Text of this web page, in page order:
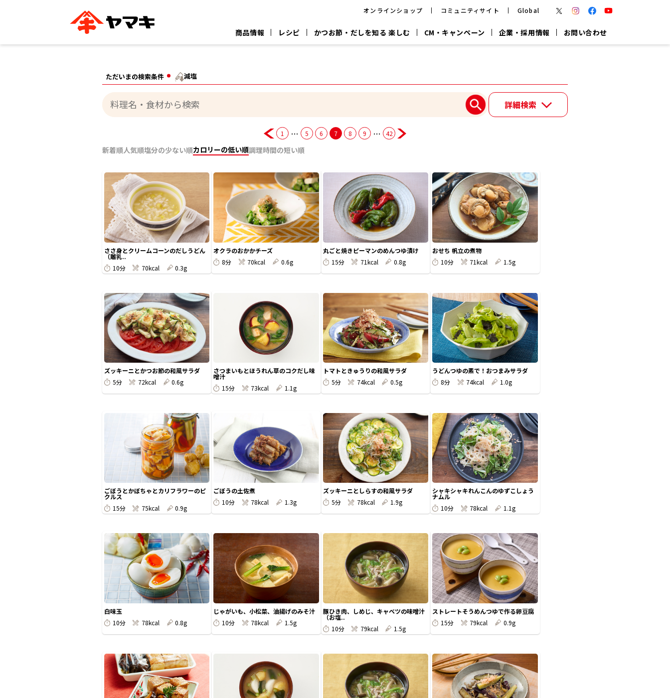
オンラインショップ コミュニティサイト Global
商品情報 レシピ かつお節・だしを知る 楽しむ CM・キャンペーン 企業・採用情報 お問い合わせ
ヤマキ
『めんつゆ』
ヤマキ
だし粉
カテゴリー別
かつお節 削りぶし かつおパック 煮干 粉末 だしの素 だしパック つゆ 白だし 専用調味料 鍋つゆ
主食レシピ
主菜レシピ
汁物レシピ
ヤマキの
割烹白だし
キャンペーン一覧
ヤマキ かつお節プラス®
ジョブリターン制
ただいまの検索条件 減塩
詳細検索
1 … 5 6 7 8 9 … 42
新着順人気順塩分の少ない順カロリーの低い順調理時間の短い順
ささ身とクリームコーンのだしうどん
（離乳..
10分
70kcal 0.3g
オクラのおかかチーズ
8分
70kcal 0.6g
丸ごと焼きピーマンのめんつゆ漬け
15分
71kcal 0.8g
おせち 帆立の煮物
10分
71kcal 1.5g
ズッキーニとかつお節の和風サラダ
5分
72kcal 0.6g
さつまいもとほうれん草のコクだし味
噌汁
15分
73kcal 1.1g
トマトときゅうりの和風サラダ
5分
74kcal 0.5g
うどんつゆの素で！おつまみサラダ
8分
74kcal 1.0g
ごぼうとかぼちゃとカリフラワーのピ
クルス
15分
75kcal 0.9g
ごぼうの土佐煮
10分
78kcal 1.3g
ズッキーニとしらすの和風サラダ
5分
78kcal 1.9g
シャキシャキれんこんのゆずこしょう
ナムル
10分
78kcal 1.1g
白味玉
10分
78kcal 0.8g
じゃがいも、小松菜、油揚げのみそ汁
10分
78kcal 1.5g
豚ひき肉、しめじ、キャベツの味噌汁
（お塩..
10分
79kcal 1.5g
ストレートそうめんつゆで作る卵豆腐
15分
79kcal 0.9g